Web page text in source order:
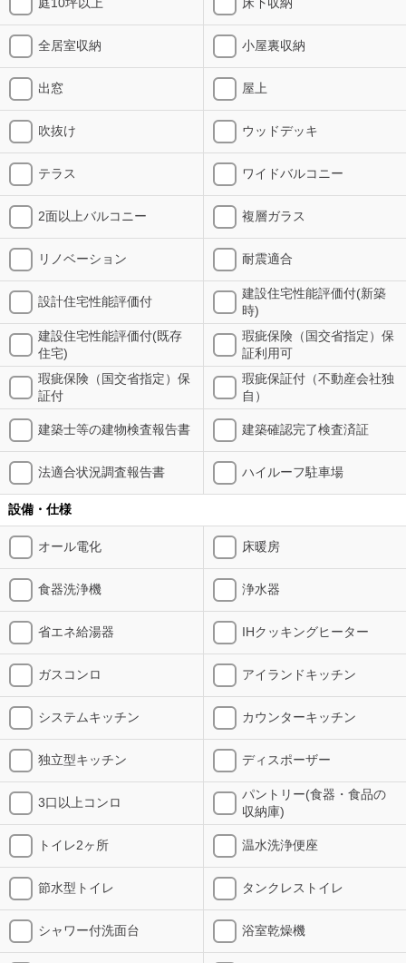
全居室収納 小屋裏収納
出窓 屋上
吹抜け ウッドデッキ
テラス ワイドバルコニー
2面以上バルコニー 複層ガラス
リノベーション 耐震適合
設計住宅性能評価付
建設住宅性能評価付(新築
時)
建設住宅性能評価付(既存
住宅)
瑕疵保険（国交省指定）保
証利用可
瑕疵保険（国交省指定）保
証付
瑕疵保証付（不動産会社独
自）
建築士等の建物検査報告書 建築確認完了検査済証
法適合状況調査報告書 ハイルーフ駐車場
設備・仕様
オール電化 床暖房
食器洗浄機 浄水器
省エネ給湯器 IHクッキングヒーター
ガスコンロ アイランドキッチン
システムキッチン カウンターキッチン
独立型キッチン ディスポーザー
3口以上コンロ
パントリー(食器・食品の
収納庫)
トイレ2ヶ所 温水洗浄便座
節水型トイレ タンクレストイレ
シャワー付洗面台 浴室乾燥機